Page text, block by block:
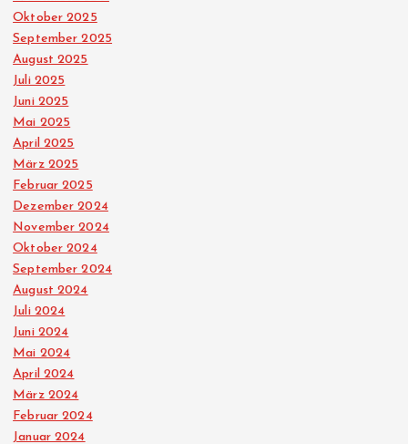
Oktober 2025
September 2025
August 2025
Juli 2025
Juni 2025
Mai 2025
April 2025
März 2025
Februar 2025
Dezember 2024
November 2024
Oktober 2024
September 2024
August 2024
Juli 2024
Juni 2024
Mai 2024
April 2024
März 2024
Februar 2024
Januar 2024